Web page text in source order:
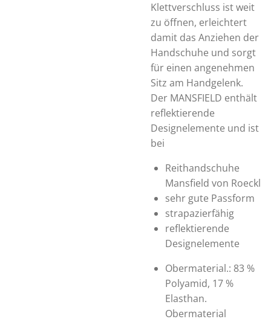
Klettverschluss ist weit
zu öffnen, erleichtert
damit das Anziehen der
Handschuhe und sorgt
für einen angenehmen
Sitz am Handgelenk.
Der MANSFIELD enthält
reflektierende
Designelemente und ist
bei
Reithandschuhe
Mansfield von Roeckl
sehr gute Passform
strapazierfähig
reflektierende
Designelemente
Obermaterial.: 83 %
Polyamid, 17 %
Elasthan.
Obermaterial